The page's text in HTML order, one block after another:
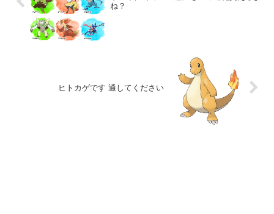
ね？
ヒトカゲです 通してください